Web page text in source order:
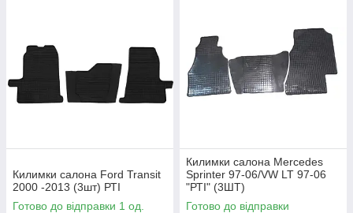
Килимки салона Ford Transit
2000 -2013 (3шт) РТІ
Готово до відправки 1 од.
Килимки салона Mercedes
Sprinter 97-06/VW LT 97-06
"РТІ" (3ШТ)
Готово до відправки